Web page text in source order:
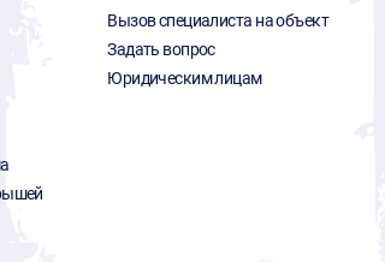
Вызов специалиста на объект
Задать вопрос
Юридическим лицам